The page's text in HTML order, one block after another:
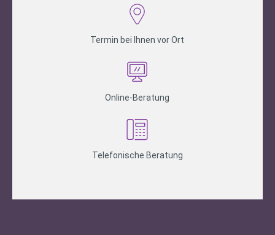
Termin bei Ihnen vor Ort
Online-Beratung
Telefonische Beratung